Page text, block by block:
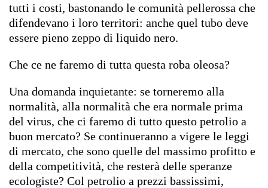
tutti i costi, bastonando le comunità pellerossa che
difendevano i loro territori: anche quel tubo deve
essere pieno zeppo di liquido nero.
Che ce ne faremo di tutta questa roba oleosa?
Una domanda inquietante: se torneremo alla
normalità, alla normalità che era normale prima
del virus, che ci faremo di tutto questo petrolio a
buon mercato? Se continueranno a vigere le leggi
di mercato, che sono quelle del massimo profitto e
della competitività, che resterà delle speranze
ecologiste? Col petrolio a prezzi bassissimi,